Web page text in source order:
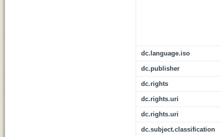
dc.language.iso
dc.publisher
dc.rights
dc.rights.uri
dc.rights.uri
dc.subject.classification